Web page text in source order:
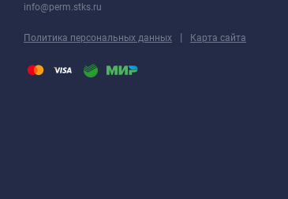
info@perm.stks.ru
Политика персональных данных | Карта сайта